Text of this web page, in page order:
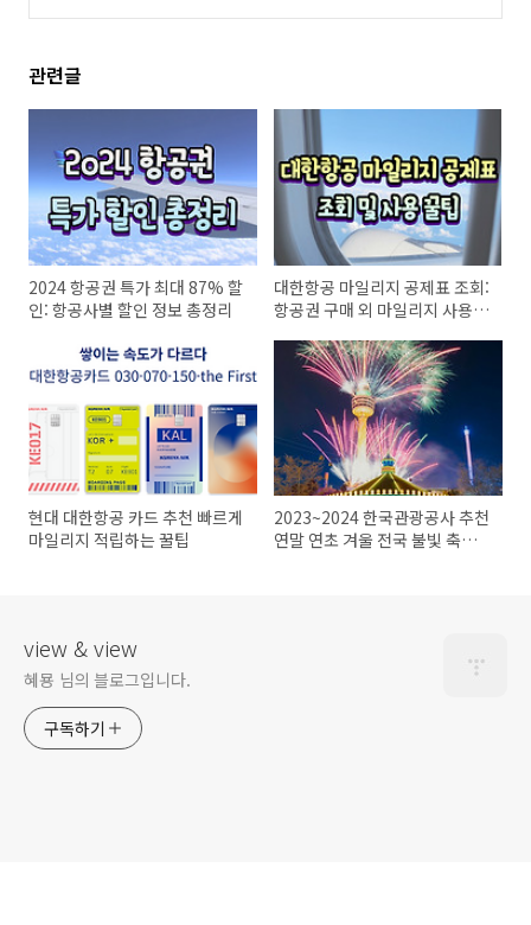
관련글
2024 항공권 특가 최대 87% 할
인: 항공사별 할인 정보 총정리
대한항공 마일리지 공제표 조회:
항공권 구매 외 마일리지 사용
현대 대한항공 카드 추천 빠르게
마일리지 적립하는 꿀팁
2023~2024 한국관광공사 추천
연말 연초 겨울 전국 불빛 축제
view & view
혜묭 님의 블로그입니다.
구독하기